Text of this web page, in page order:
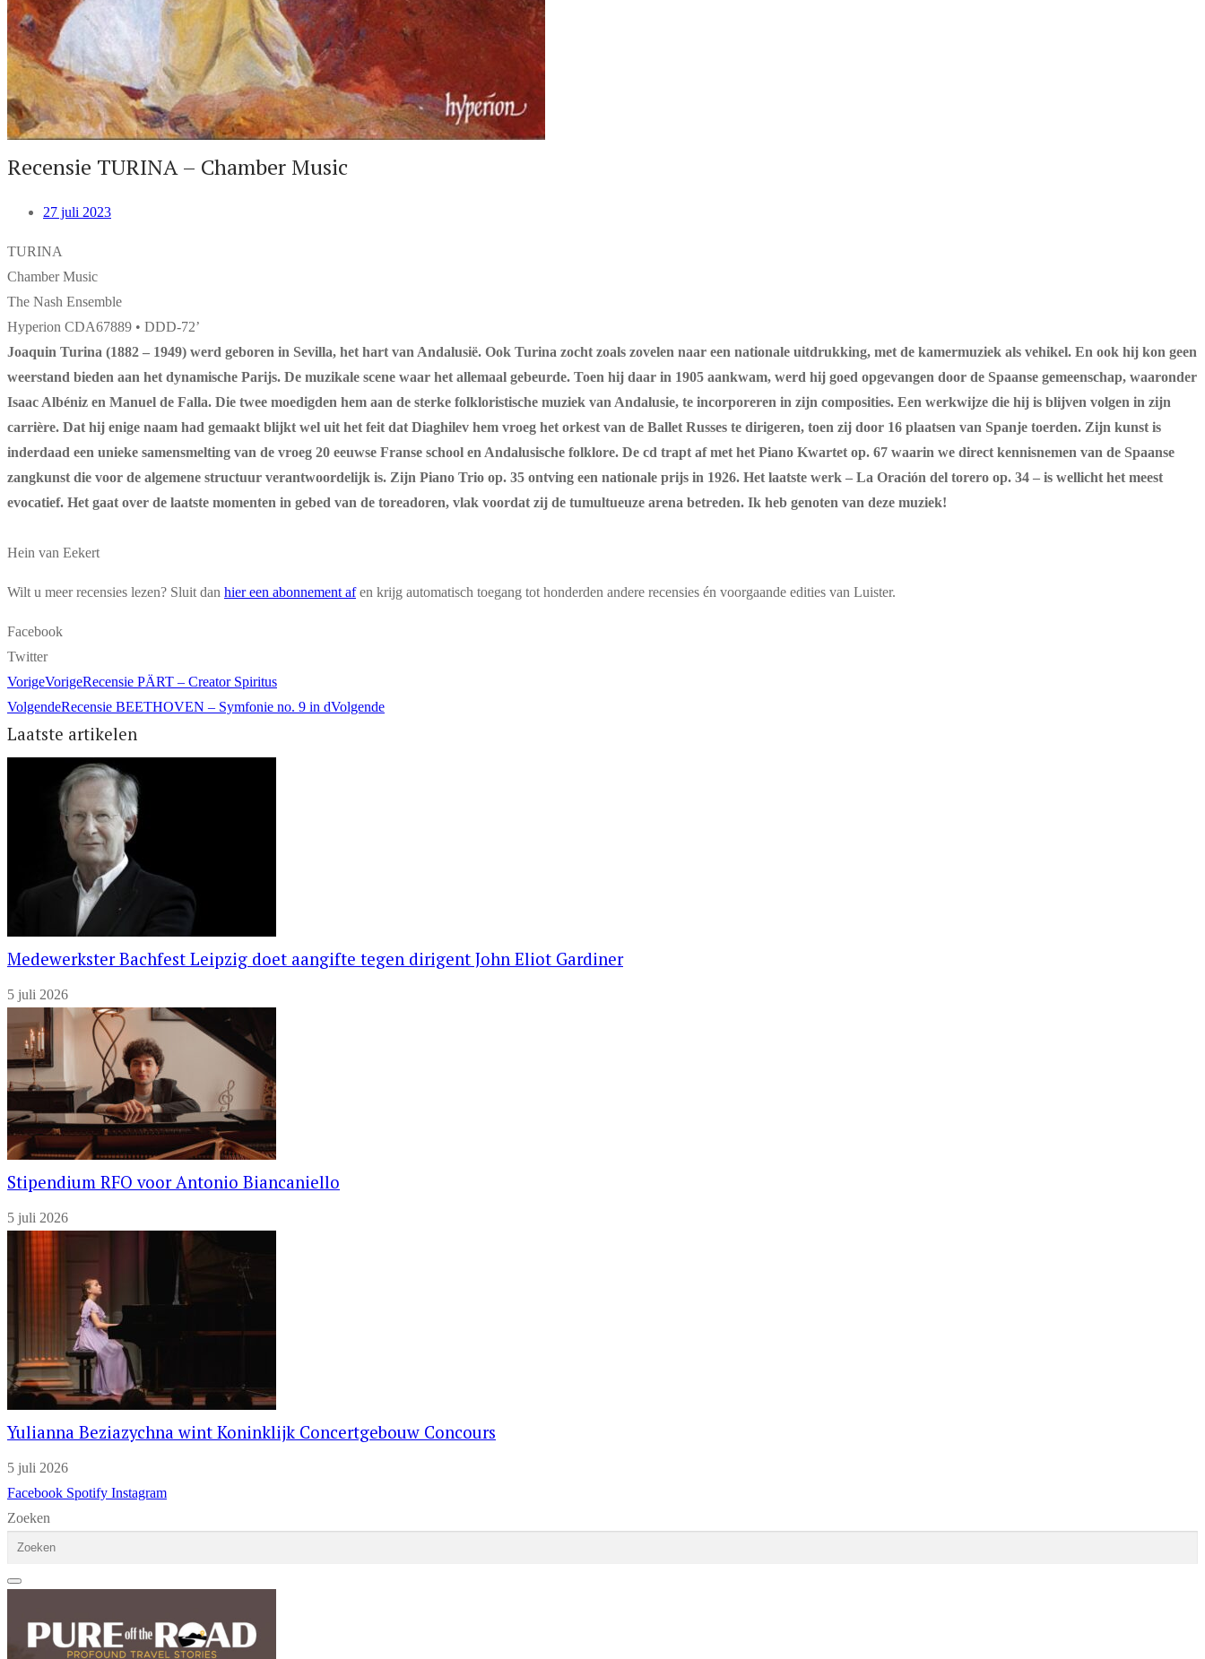
Recensie TURINA – Chamber Music
27 juli 2023
TURINA
Chamber Music
The Nash Ensemble
Hyperion CDA67889 • DDD-72’
Joaquin Turina (1882 – 1949) werd geboren in Sevilla, het hart van Andalusië. Ook Turina zocht zoals zovelen naar een nationale uitdrukking, met de kamermuziek als vehikel. En ook hij kon geen
weerstand bieden aan het dynamische Parijs. De muzikale scene waar het allemaal gebeurde. Toen hij daar in 1905 aankwam, werd hij goed opgevangen door de Spaanse gemeenschap, waaronder
Isaac Albéniz en Manuel de Falla. Die twee moedigden hem aan de sterke folkloristische muziek van Andalusie, te incorporeren in zijn composities. Een werkwijze die hij is blijven volgen in zijn
carrière. Dat hij enige naam had gemaakt blijkt wel uit het feit dat Diaghilev hem vroeg het orkest van de Ballet Russes te dirigeren, toen zij door 16 plaatsen van Spanje toerden. Zijn kunst is
inderdaad een unieke samensmelting van de vroeg 20 eeuwse Franse school en Andalusische folklore. De cd trapt af met het Piano Kwartet op. 67 waarin we direct kennisnemen van de Spaanse
zangkunst die voor de algemene structuur verantwoordelijk is. Zijn Piano Trio op. 35 ontving een nationale prijs in 1926. Het laatste werk – La Oración del torero op. 34 – is wellicht het meest
evocatief. Het gaat over de laatste momenten in gebed van de toreadoren, vlak voordat zij de tumultueuze arena betreden. Ik heb genoten van deze muziek!
Hein van Eekert
Wilt u meer recensies lezen? Sluit dan hier een abonnement afen krijg automatisch toegang tot honderden andere recensies én voorgaande edities van Luister.
Facebook
Twitter
VorigeVorigeRecensie PÄRT – Creator Spiritus
VolgendeRecensie BEETHOVEN – Symfonie no. 9 in dVolgende
Laatste artikelen
Medewerkster Bachfest Leipzig doet aangifte tegen dirigent John Eliot Gardiner
5 juli 2026
Stipendium RFO voor Antonio Biancaniello
5 juli 2026
Yulianna Beziazychna wint Koninklijk Concertgebouw Concours
5 juli 2026
Facebook Spotify Instagram
Zoeken